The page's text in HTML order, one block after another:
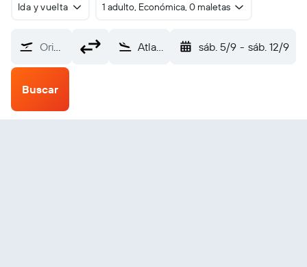
Ida y vuelta 1 adulto, Económica, 0 maletas
Origen Atlanta De Kalb/Peachtree (PDK) sáb. 5/9 - sáb. 12/9
Buscar